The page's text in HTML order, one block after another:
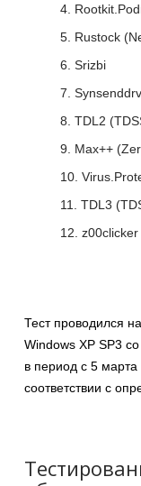
Rustock
Srizbi
TDL2
Max++
TDL3
z00clicker
Тест проводился
Windows XP SP3
в период с 5 марта
соответствии с